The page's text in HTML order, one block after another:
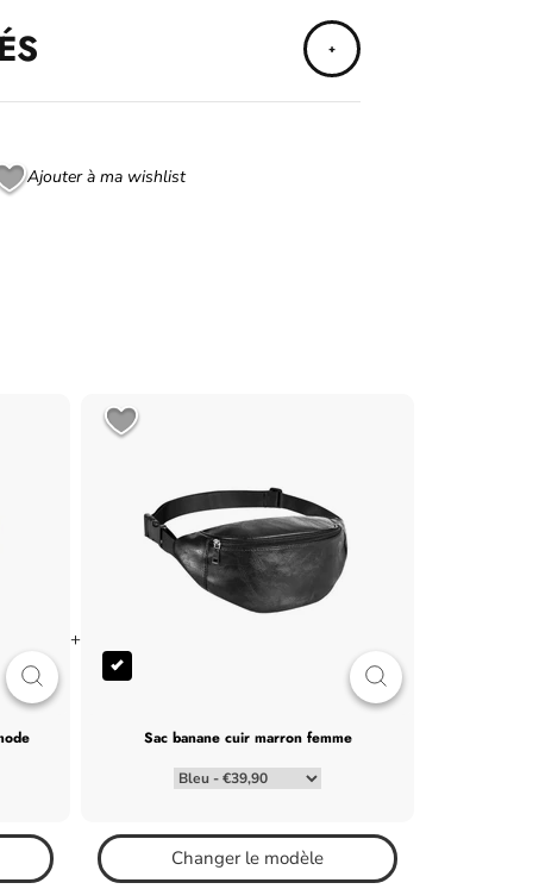
Ajouter à ma wishlist
+
sac banane cuir marron femme
Changer le modèle